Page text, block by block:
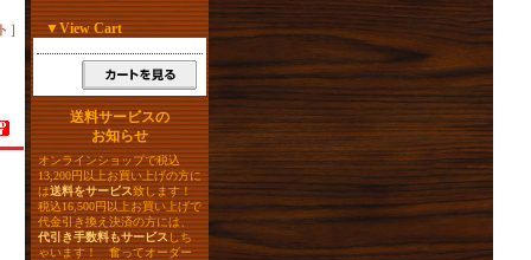
］ ▼View Cart
送料サービスの
お知らせ
オンラインショップで税込
13,200円以上お買い上げの方に
は送料をサービス致します！
税込16,500円以上お買い上げで
代金引き換え決済の方には、
代引き手数料もサービスしち
ゃいます！ 奮ってオーダー